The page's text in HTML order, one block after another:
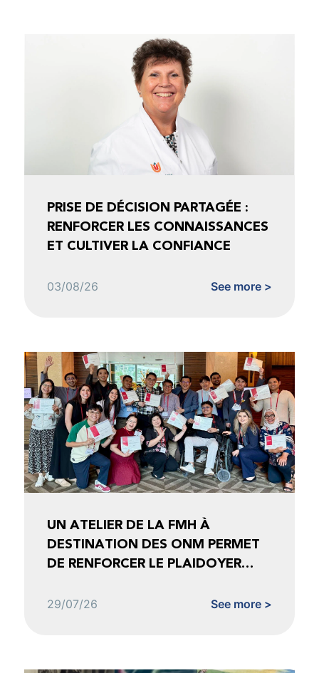
PRISE DE DÉCISION PARTAGÉE :
RENFORCER LES CONNAISSANCES
ET CULTIVER LA CONFIANCE
03/08/26 See more >
UN ATELIER DE LA FMH À
DESTINATION DES ONM PERMET
DE RENFORCER LE PLAIDOYER
29/07/26 See more >